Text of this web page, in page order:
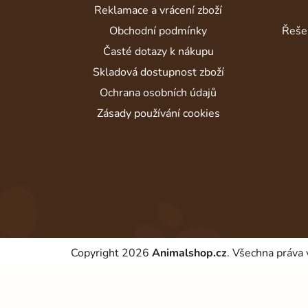
Reklamace a vrácení zboží
Obchodní podmínky
Časté dotazy k nákupu
Skladová dostupnost zboží
Ochrana osobních údajů
Zásady používání cookies
Copyright 2026 Animalshop.cz. Všechna práva